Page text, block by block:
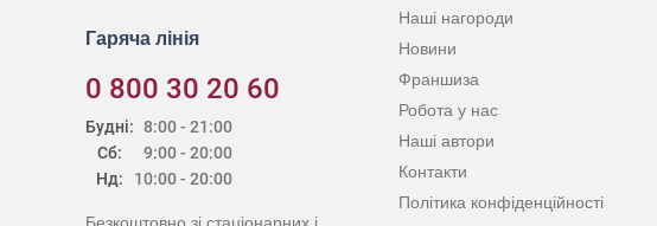
Гаряча лінія
0 800 30 20 60
Будні:
Сб:
Нд:
8:00 - 21:00
9:00 - 20:00
10:00 - 20:00
Наші нагороди
Новини
Франшиза
Робота у нас
Наші автори
Контакти
Політика конфіденційності